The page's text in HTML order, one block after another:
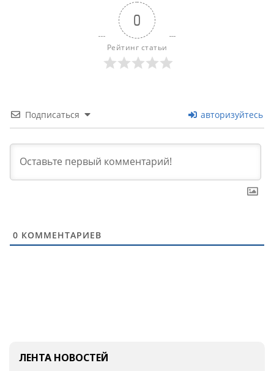
0
Рейтинг статьи
Подписаться авторизуйтесь
0 КОММЕНТАРИЕВ
ЛЕНТА НОВОСТЕЙ